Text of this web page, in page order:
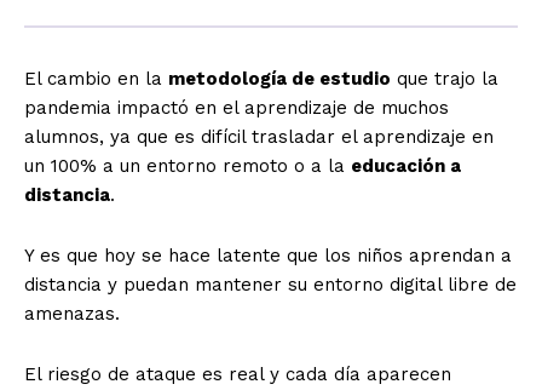
El cambio en la metodología de estudio que trajo la
pandemia impactó en el aprendizaje de muchos
alumnos, ya que es difícil trasladar el aprendizaje en
un 100% a un entorno remoto o a la educación a
distancia.
Y es que hoy se hace latente que los niños aprendan a
distancia y puedan mantener su entorno digital libre de
amenazas.
El riesgo de ataque es real y cada día aparecen